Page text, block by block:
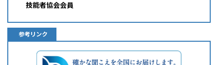
技能者協会会員
参考リンク